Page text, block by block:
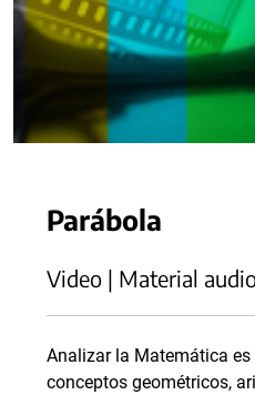
Parábola
Video | Material
Analizar la Matemática
conceptos geométricos,